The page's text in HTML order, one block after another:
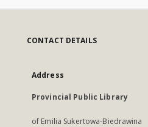
CONTACT DETAILS
Address
Provincial Public Library
of Emilia Sukertowa-Biedrawina